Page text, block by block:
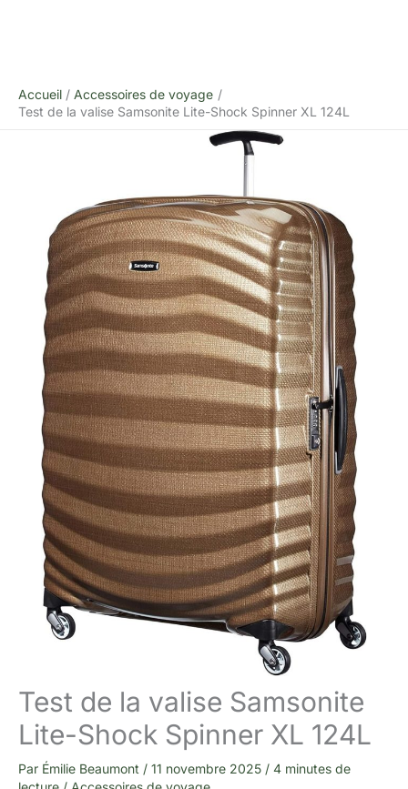
Accueil
Accessoires de voyage
Test de la valise Samsonite Lite-Shock Spinner XL 124L
Test de la valise Samsonite
Lite-Shock Spinner XL 124L
Par Émilie Beaumont / 11 novembre 2025 / 4 minutes de